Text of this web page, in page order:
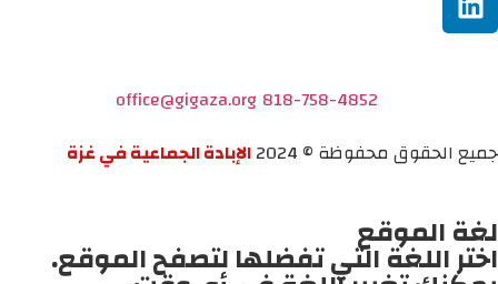
818-758-4852
office@gigaza.org
جميع الحقوق محفوظة © 2024
الإبادة الجماعية في غزة
لغة الموقع
اختر اللغة التي تفضلها لتصفح الموقع.